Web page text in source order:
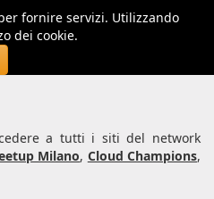
fornire servizi. Utilizzando
dei cookie.
a tutti i siti del network
Milano, Cloud Champions,